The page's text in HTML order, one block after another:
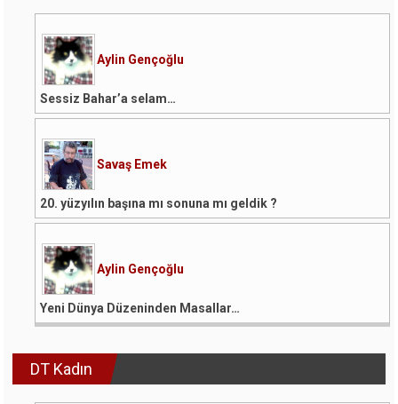
Aylin Gençoğlu
Sessiz Bahar’a selam…
Savaş Emek
20. yüzyılın başına mı sonuna mı geldik ?
Aylin Gençoğlu
Yeni Dünya Düzeninden Masallar…
DT Kadın